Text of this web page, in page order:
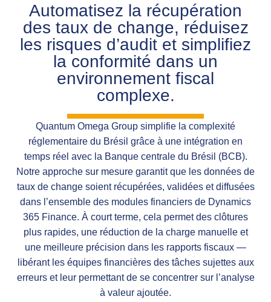
Automatisez la récupération
des taux de change, réduisez
les risques d’audit et simplifiez
la conformité dans un
environnement fiscal
complexe.
Quantum Omega Group simplifie la complexité
réglementaire du Brésil grâce à une intégration en
temps réel avec la Banque centrale du Brésil (BCB).
Notre approche sur mesure garantit que les données de
taux de change soient récupérées, validées et diffusées
dans l’ensemble des modules financiers de Dynamics
365 Finance. À court terme, cela permet des clôtures
plus rapides, une réduction de la charge manuelle et
une meilleure précision dans les rapports fiscaux —
libérant les équipes financières des tâches sujettes aux
erreurs et leur permettant de se concentrer sur l’analyse
à valeur ajoutée.